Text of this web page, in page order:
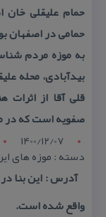
حمام علیقلی خان
حمامی در اصفهان
به موزه مردم
بیدآبادی، محله
قلی آقا از
صفویه است كه در
1400/12/07
دسته : موزه های
آدرس : این بنا در
واقع شده است.